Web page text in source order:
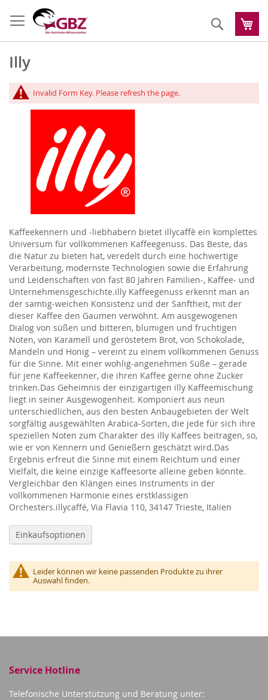
Inhalt
springen
Suche
Illy
Invalid Form Key. Please refresh the page.
Kaffeekennern und -liebhabern bietet illycaffè ein komplettes
Universum für vollkommenen Kaffeegenuss. Das Beste, das
die Natur zu bieten hat, veredelt durch eine hochwertige
Verarbeitung, modernste Technologien sowie die Erfahrung
und Leidenschaften von fast 80 Jahren Familien-, Kaffee- und
Unternehmensgeschichte.illy Kaffeegenuss erkennt man an
der samtig-weichen Konsistenz und der Sanftheit, mit der
dieser Kaffee den Gaumen verwöhnt. Am ausgewogenen
Dialog von süßen und bitteren, blumigen und fruchtigen
Noten, von Karamell und geröstetem Brot, von Schokolade,
Mandeln und Honig – vereint zu einem vollkommenen Genuss
für die Sinne. Mit einer wohlig-angenehmen Süße – gerade
für jene Kaffeekenner, die ihren Kaffee gerne ohne Zucker
trinken.Das Geheimnis der einzigartigen illy Kaffeemischung
liegt in seiner Ausgewogenheit. Komponiert aus neun
unterschiedlichen, aus den besten Anbaugebieten der Welt
sorgfältig ausgewählten Arabica-Sorten, die jede für sich ihre
speziellen Noten zum Charakter des illy Kaffees beitragen, so,
wie er von Kennern und Genießern geschätzt wird.Das
Ergebnis erfreut die Sinne mit einem Reichtum und einer
Vielfalt, die keine einzige Kaffeesorte alleine geben könnte.
Vergleichbar den Klängen eines Instruments in der
vollkommenen Harmonie eines erstklassigen
Orchesters.illycaffé, Via Flavia 110, 34147 Trieste, Italien
Leider können wir keine passenden Produkte zu ihrer
Auswahl finden.
Einkaufsoptionen
Service Hotline
Telefonische Unterstützung und Beratung unter: